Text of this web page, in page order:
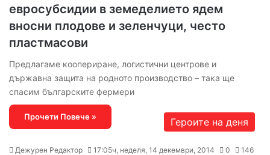
евросубсидии в земеделието ядем
вносни плодове и зеленчуци, често
пластмасови
Предлагаме коопериране, логистични центрове и
държавна защита на родното производство – така ще
спасим българските фермери
Прочети Повече » Героите на деня
Дежурен Редактор 17:05ч, неделя, 14 декември, 2014 0 146